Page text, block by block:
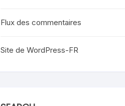
Flux des commentaires
Site de WordPress-FR